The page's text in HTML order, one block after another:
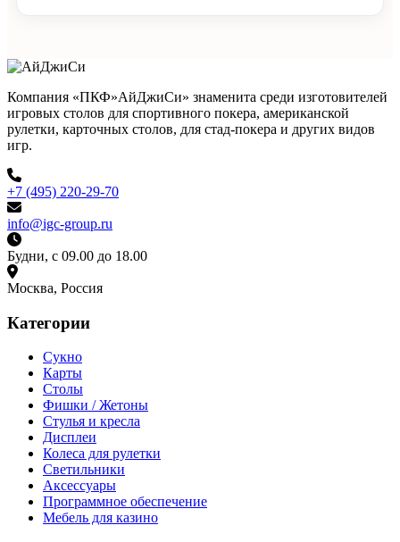
Компания «ПКФ»АйДжиСи» знаменита среди изготовителей
игровых столов для спортивного покера, американской
рулетки, карточных столов, для стад-покера и других видов
игр.
+7 (495) 220-29-70
info@igc-group.ru
Будни, с 09.00 до 18.00
Москва, Россия
Категории
Сукно
Карты
Столы
Фишки / Жетоны
Стулья и кресла
Дисплеи
Колеса для рулетки
Светильники
Аксессуары
Программное обеспечение
Мебель для казино